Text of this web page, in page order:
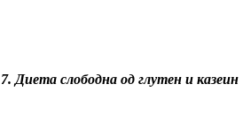
7. Диета слободна од глутен и казеин